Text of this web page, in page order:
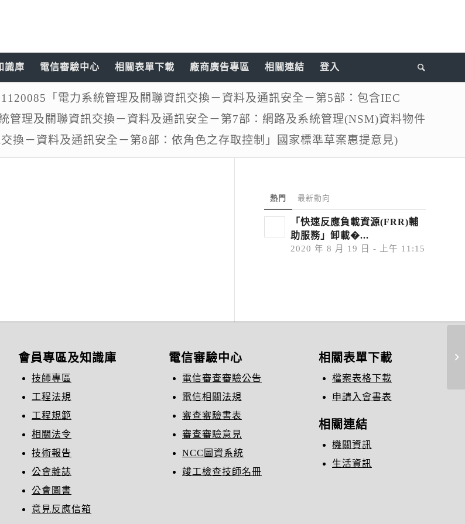
識庫 電信審驗中心 相關表單下載 廠商廣告專區 相關連結 登入
「電力系統管理及關聯資訊交換－資料及通訊安全－第5部：包含IEC
管理及關聯資訊交換－資料及通訊安全－第7部：網路及系統管理(NSM)資料物件
換－資料及通訊安全－第8部：依角色之存取控制」國家標準草案惠提意見)
熱門 最新動向
「快速反應負載資源(FRR)輔
助服務」卸載�...
2020 年 8 月 19 日 - 上午 11:15
會員專區及知識庫
技師專區
工程法規
工程規範
相關法令
技術報告
公會雜誌
公會圖書
意見反應信箱
電信審驗中心
電信審查審驗公告
電信相關法規
審查審驗書表
審查審驗意見
NCC圖資系統
竣工檢查技師名冊
相關表單下載
檔案表格下載
申請入會書表
相關連結
機關資訊
生活資訊